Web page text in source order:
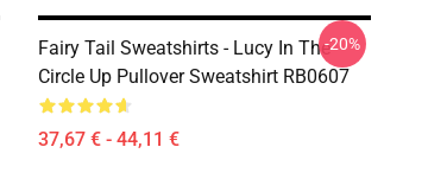
Fairy Tail Sweatshirts - Lucy In The
Circle Up Pullover Sweatshirt RB0607
37,67 € - 44,11 €
-20%